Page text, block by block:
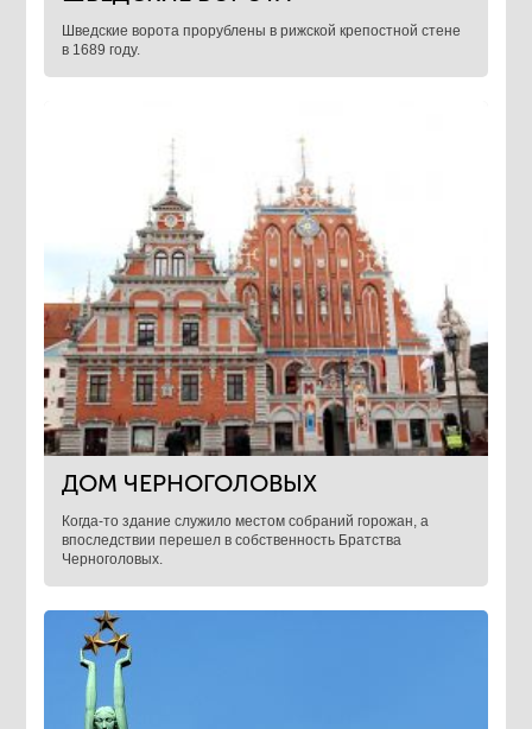
Шведские ворота прорублены в рижской крепостной стене
в 1689 году.
ДОМ ЧЕРНОГОЛОВЫХ
Когда-то здание служило местом собраний горожан, а
впоследствии перешел в собственность Братства
Черноголовых.